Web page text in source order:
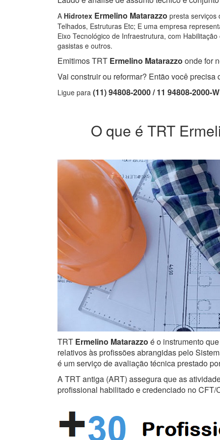
A Hidrotex Ermelino Matarazzo presta serviços
Telhados, Estruturas Etc; E uma empresa
Eixo Tecnológico de Infraestrutura, com
gasistas e outros.
Emitimos TRT Ermelino Matarazzo onde for
Vai construir ou reformar? Então você precisa
Ligue para (11) 94808-2000 / 11 94808-2000-
O que é TRT
TRT Ermelino Matarazzo é o instrumento
relativos às profissões abrangidas pelo
é um serviço de avaliação técnica prestado
A TRT antiga (ART) assegura que as
profissional habilitado e credenciado no CFT/